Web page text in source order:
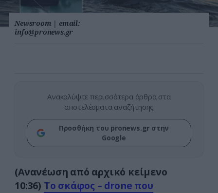
Newsroom | email:
info@pronews.gr
Ανακαλύψτε περισσότερα άρθρα στα
αποτελέσματα αναζήτησης
Προσθήκη του pronews.gr στην
Google
(Ανανέωση από αρχικό κείμενο
10:36) Το σκάφος – drone που